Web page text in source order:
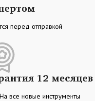
перед отправкой
12 месяцев
На все новые инструменты